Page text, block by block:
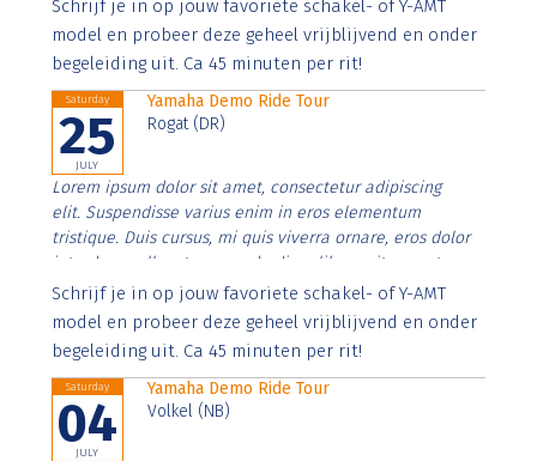
imperdiet. Nunc ut sem vitae risus tristique posuere.
Schrijf je in op jouw favoriete schakel- of Y-AMT
model en probeer deze geheel vrijblijvend en onder
begeleiding uit. Ca 45 minuten per rit!
Saturday
25
JULY
Yamaha Demo Ride Tour
Rogat (DR)
Lorem ipsum dolor sit amet, consectetur adipiscing
elit. Suspendisse varius enim in eros elementum
tristique. Duis cursus, mi quis viverra ornare, eros dolor
interdum nulla, ut commodo diam libero vitae erat.
Aenean faucibus nibh et justo cursus id rutrum lorem
imperdiet. Nunc ut sem vitae risus tristique posuere.
Schrijf je in op jouw favoriete schakel- of Y-AMT
model en probeer deze geheel vrijblijvend en onder
begeleiding uit. Ca 45 minuten per rit!
Saturday
04
JULY
Yamaha Demo Ride Tour
Volkel (NB)